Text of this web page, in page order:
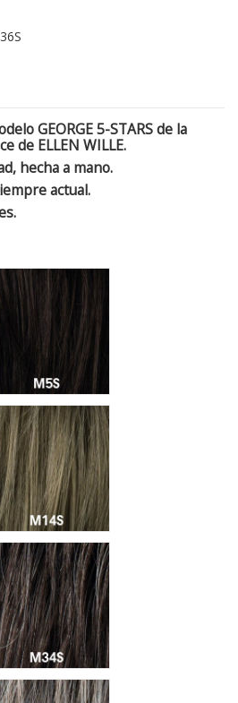
GEORGE 5-STARS de la
de ELLEN WILLE.
hecha a mano.
actual.
M5S
M14S
M34S
M38S